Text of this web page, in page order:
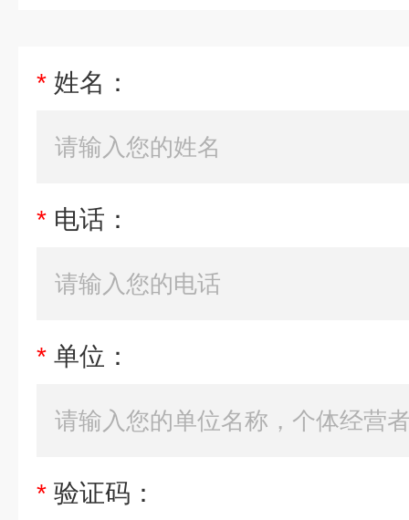
* 姓名：
* 电话：
* 单位：
* 验证码：